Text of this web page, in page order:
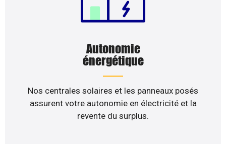
Autonomie
énergétique
Nos centrales solaires et les panneaux posés
assurent votre autonomie en électricité et la
revente du surplus.